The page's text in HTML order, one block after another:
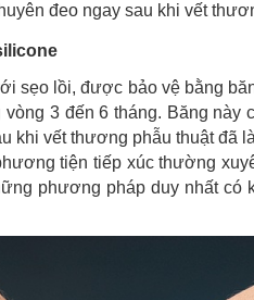
đeo ngay sau khi vết
sẹo lồi, được bảo vệ bằng
3 đến 6 tháng. Băng
khi vết thương phẫu thuật đã
tiện tiếp xúc thường
phương pháp duy nhất có